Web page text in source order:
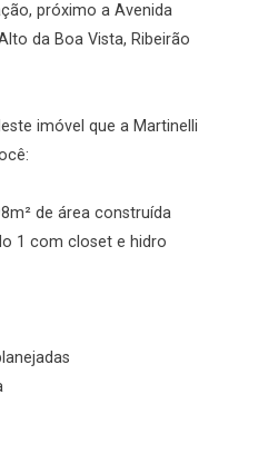
próximo a Avenida
da Boa Vista, Ribeirão
imóvel que a Martinelli
de área construída
1 com closet e hidro